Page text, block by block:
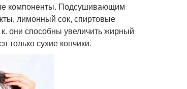
компоненты. Подсушивающим
лимонный сок, спиртовые
они способны увеличить жирный
только сухие кончики.